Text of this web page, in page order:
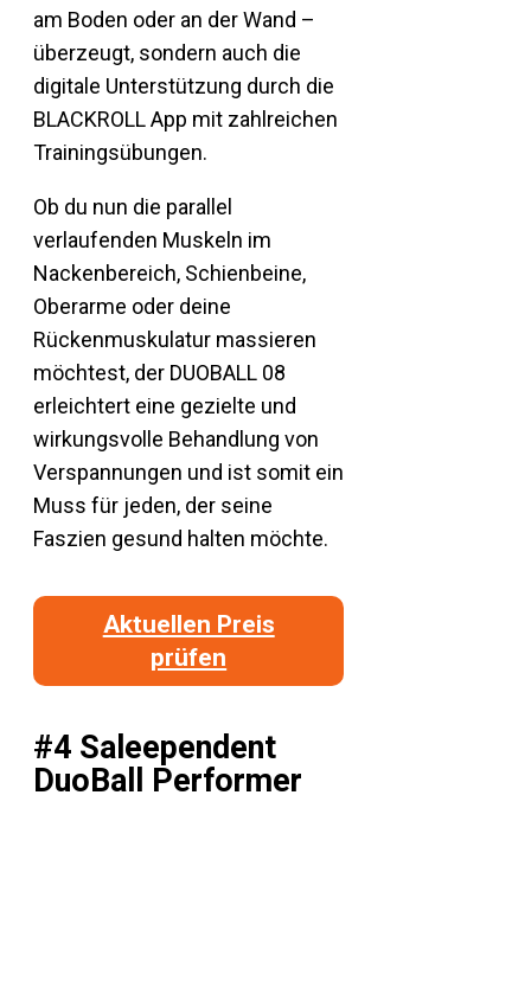
am Boden oder an der Wand –
überzeugt, sondern auch die
digitale Unterstützung durch die
BLACKROLL App mit zahlreichen
Trainingsübungen.
Ob du nun die parallel
verlaufenden Muskeln im
Nackenbereich, Schienbeine,
Oberarme oder deine
Rückenmuskulatur massieren
möchtest, der DUOBALL 08
erleichtert eine gezielte und
wirkungsvolle Behandlung von
Verspannungen und ist somit ein
Muss für jeden, der seine
Faszien gesund halten möchte.
Aktuellen Preis
prüfen
#4 Saleependent
DuoBall Performer